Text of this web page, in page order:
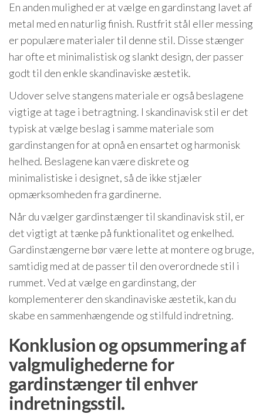
En anden mulighed er at vælge en gardinstang lavet af
metal med en naturlig finish. Rustfrit stål eller messing
er populære materialer til denne stil. Disse stænger
har ofte et minimalistisk og slankt design, der passer
godt til den enkle skandinaviske æstetik.
Udover selve stangens materiale er også beslagene
vigtige at tage i betragtning. I skandinavisk stil er det
typisk at vælge beslag i samme materiale som
gardinstangen for at opnå en ensartet og harmonisk
helhed. Beslagene kan være diskrete og
minimalistiske i designet, så de ikke stjæler
opmærksomheden fra gardinerne.
Når du vælger gardinstænger til skandinavisk stil, er
det vigtigt at tænke på funktionalitet og enkelhed.
Gardinstængerne bør være lette at montere og bruge,
samtidig med at de passer til den overordnede stil i
rummet. Ved at vælge en gardinstang, der
komplementerer den skandinaviske æstetik, kan du
skabe en sammenhængende og stilfuld indretning.
Konklusion og opsummering af
valgmulighederne for
gardinstænger til enhver
indretningsstil.